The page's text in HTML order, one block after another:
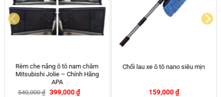
Bảng ghi số điện thoại GD – Mẫu
4
150,000 ₫ – 250,000
Rèm che nắng ô tô nam châm
₫ 399,000